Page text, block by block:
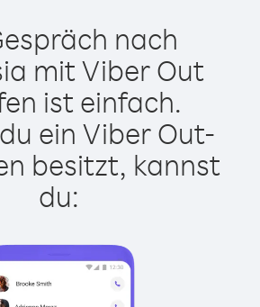
nach
mit Viber Out
ist einfach.
ein Viber Out-
besitzt, kannst
du: